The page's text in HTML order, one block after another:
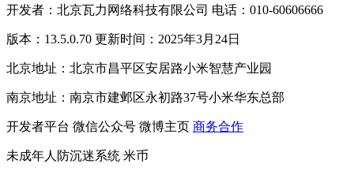
开发者：北京瓦力网络科技有限公司 电话：010-60606666
版本：13.5.0.70 更新时间：2025年3月24日
北京地址：北京市昌平区安居路小米智慧产业园
南京地址：南京市建邺区永初路37号小米华东总部
开发者平台 微信公众号 微博主页 商务合作
未成年人防沉迷系统 米币